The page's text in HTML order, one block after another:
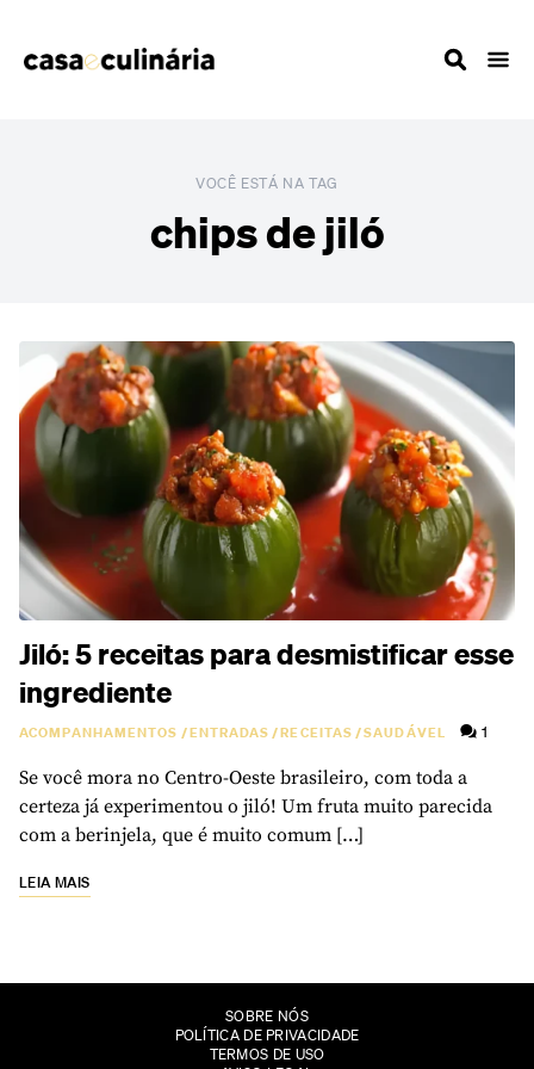
VOCÊ ESTÁ NA TAG
chips de jiló
Jiló: 5 receitas para desmistificar esse
ingrediente
ACOMPANHAMENTOS /ENTRADAS/RECEITAS/SAUDÁVEL 1
Se você mora no Centro-Oeste brasileiro, com toda a
certeza já experimentou o jiló! Um fruta muito parecida
com a berinjela, que é muito comum […]
LEIA MAIS
SOBRE NÓS
POLÍTICA DE PRIVACIDADE
TERMOS DE USO